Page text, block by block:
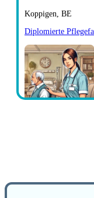
Koppigen, BE
Diplomierte